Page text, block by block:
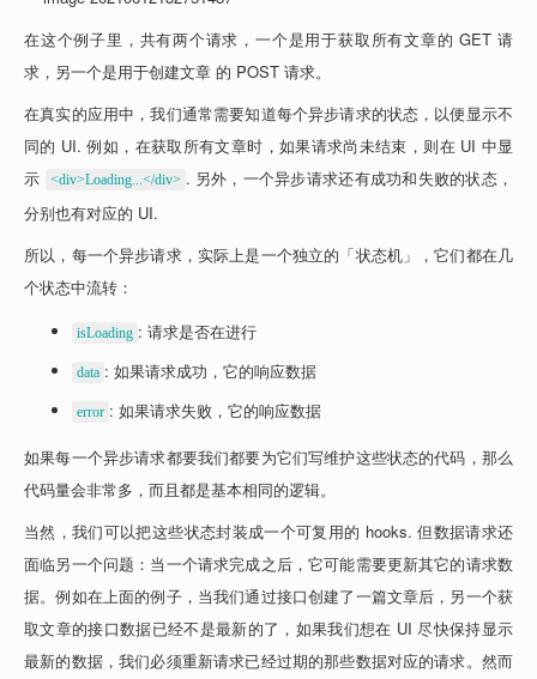
在这个例子里，共有两个请求，一个是用于获取所有文章的 GET 请
求，另一个是用于创建文章 的 POST 请求。
在真实的应用中，我们通常需要知道每个异步请求的状态，以便显示不
同的 UI. 例如，在获取所有文章时，如果请求尚未结束，则在 UI 中显
示
<div>Loading...</div> . 另外，一个异步请求还有成功和失败的状态，
分别也有对应的 UI.
所以，每一个异步请求，实际上是一个独立的「状态机」，它们都在几
个状态中流转：
isLoading : 请求是否在进行
data : 如果请求成功，它的响应数据
error : 如果请求失败，它的响应数据
如果每一个异步请求都要我们都要为它们写维护这些状态的代码，那么
代码量会非常多，而且都是基本相同的逻辑。
当然，我们可以把这些状态封装成一个可复用的 hooks. 但数据请求还
面临另一个问题：当一个请求完成之后，它可能需要更新其它的请求数
据。例如在上面的例子，当我们通过接口创建了一篇文章后，另一个获
取文章的接口数据已经不是最新的了，如果我们想在 UI 尽快保持显示
最新的数据，我们必须重新请求已经过期的那些数据对应的请求。然而